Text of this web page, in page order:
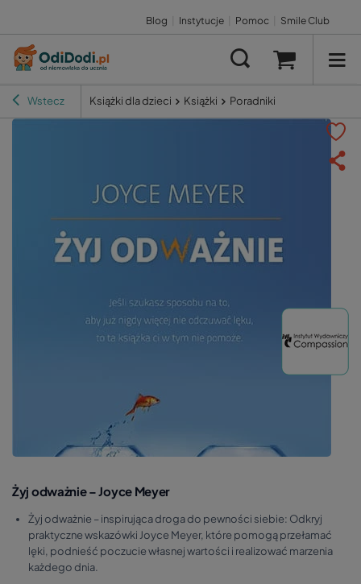
Blog Instytucje Pomoc Smile Club
Wstecz Książki dla dzieci Książki Poradniki
Żyj odważnie – Joyce Meyer
Żyj odważnie – inspirująca droga do pewności siebie: Odkryj
praktyczne wskazówki Joyce Meyer, które pomogą przełamać
lęki, podnieść poczucie własnej wartości i realizować marzenia
każdego dnia.